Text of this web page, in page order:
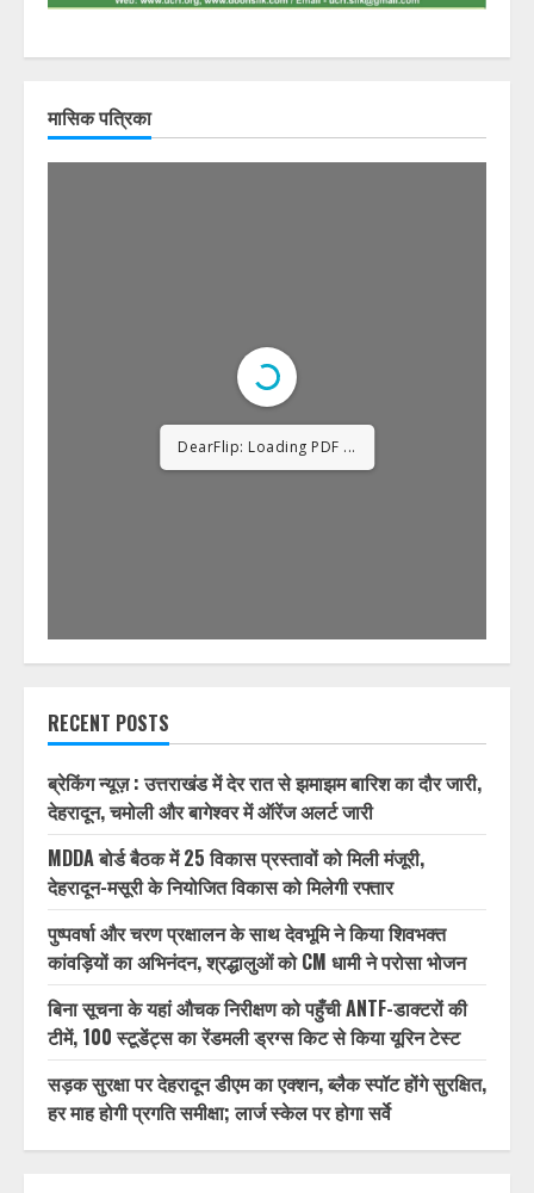
मासिक पत्रिका
RECENT POSTS
ब्रेकिंग न्यूज़ : उत्तराखंड में देर रात से झमाझम बारिश का दौर जारी,
देहरादून, चमोली और बागेश्वर में ऑरेंज अलर्ट जारी
MDDA बोर्ड बैठक में 25 विकास प्रस्तावों को मिली मंजूरी,
देहरादून-मसूरी के नियोजित विकास को मिलेगी रफ्तार
पुष्पवर्षा और चरण प्रक्षालन के साथ देवभूमि ने किया शिवभक्त
कांवड़ियों का अभिनंदन, श्रद्धालुओं को CM धामी ने परोसा भोजन